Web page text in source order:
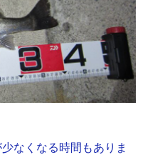
なくなる時間もありま